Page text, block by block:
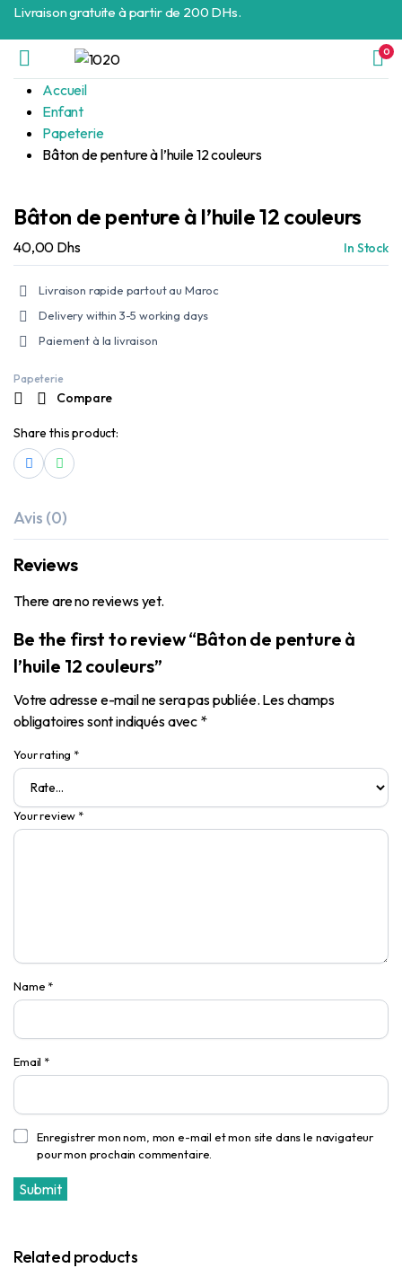
Livraison gratuite à partir de 200 DHs.
0
Accueil
Enfant
Papeterie
Bâton de penture à l’huile 12 couleurs
Bâton de penture à l’huile 12 couleurs
40,00 Dhs In Stock
Livraison rapide partout au Maroc
Delivery within 3-5 working days
Paiement à la livraison
Papeterie
Compare
Share this product:
Avis (0)
Reviews
There are no reviews yet.
Be the first to review “Bâton de penture à
l’huile 12 couleurs”
Votre adresse e-mail ne sera pas publiée. Les champs
obligatoires sont indiqués avec *
Your rating *
Your review *
Name *
Email *
Enregistrer mon nom, mon e-mail et mon site dans le navigateur
pour mon prochain commentaire.
Related products